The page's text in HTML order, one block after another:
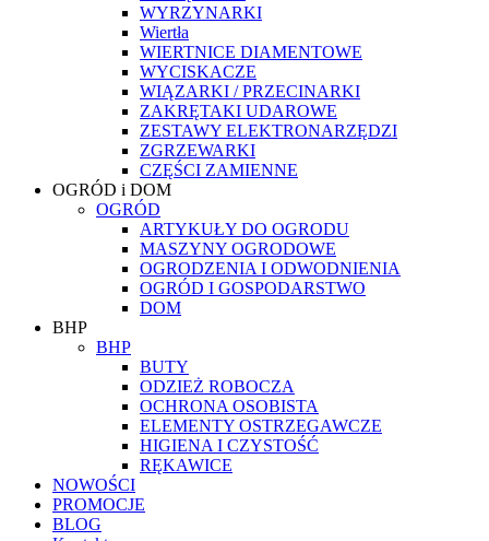
WYRZYNARKI
Wiertła
WIERTNICE DIAMENTOWE
WYCISKACZE
WIĄZARKI / PRZECINARKI
ZAKRĘTAKI UDAROWE
ZESTAWY ELEKTRONARZĘDZI
ZGRZEWARKI
CZĘŚCI ZAMIENNE
OGRÓD i DOM
OGRÓD
ARTYKUŁY DO OGRODU
MASZYNY OGRODOWE
OGRODZENIA I ODWODNIENIA
OGRÓD I GOSPODARSTWO
DOM
BHP
BHP
BUTY
ODZIEŻ ROBOCZA
OCHRONA OSOBISTA
ELEMENTY OSTRZEGAWCZE
HIGIENA I CZYSTOŚĆ
RĘKAWICE
NOWOŚCI
PROMOCJE
BLOG